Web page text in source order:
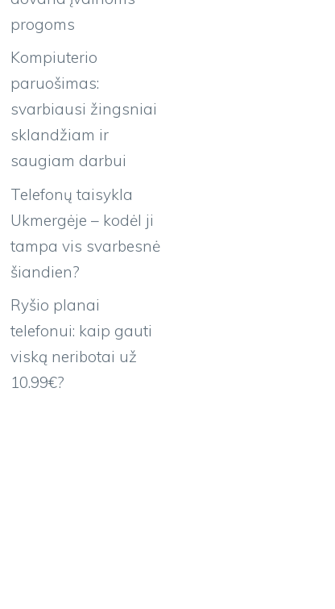
progoms
Kompiuterio
paruošimas:
svarbiausi žingsniai
sklandžiam ir
saugiam darbui
Telefonų taisykla
Ukmergėje – kodėl ji
tampa vis svarbesnė
šiandien?
Ryšio planai
telefonui: kaip gauti
viską neribotai už
10.99€?